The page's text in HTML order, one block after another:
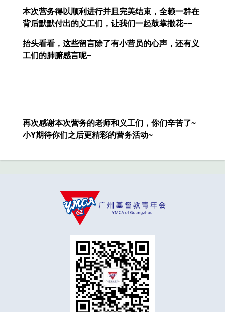
本次营务得以顺利进行并且完美结束，全赖一群在
背后默默付出的义工们，让我们一起鼓掌撒花~~
抬头看看，这些留言除了有小营员的心声，还有义
工们的肺腑感言呢~
再次感谢本次营务的老师和义工们，你们辛苦了~
小Y期待你们之后更精彩的营务活动~